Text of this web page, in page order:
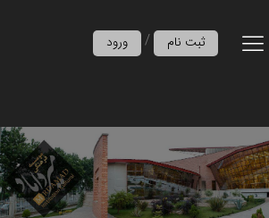
ورود / ثبت نام